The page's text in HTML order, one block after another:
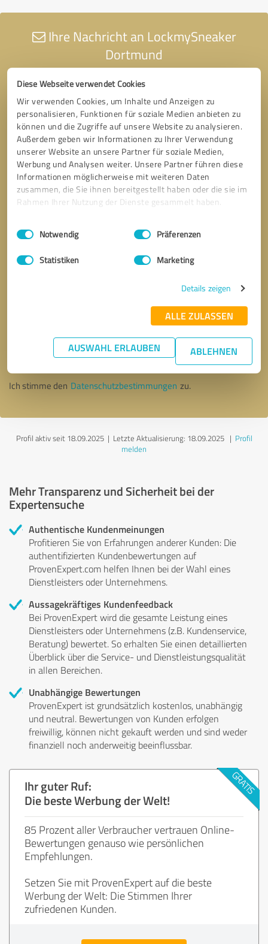
Diese Webseite verwendet Cookies
Wir verwenden Cookies, um Inhalte und Anzeigen zu
personalisieren, Funktionen für soziale Medien anbieten zu
können und die Zugriffe auf unsere Website zu analysieren.
Außerdem geben wir Informationen zu Ihrer Verwendung
unserer Website an unsere Partner für soziale Medien,
Werbung und Analysen weiter. Unsere Partner führen diese
Informationen möglicherweise mit weiteren Daten
zusammen, die Sie ihnen bereitgestellt haben oder die sie im
Rahmen Ihrer Nutzung der Dienste gesammelt haben.
Impressum Datenschutzbestimmungen
Einwilligungsauswahl
Notwendig Präferenzen
Statistiken Marketing
Details zeigen
ALLE ZULASSEN
AUSWAHL ERLAUBEN ABLEHNEN
Ihre Nachricht an LockmySneaker
Dortmund
* Erforderliche Angaben
Nachricht senden
Ich stimme den Datenschutzbestimmungen zu.
Profil aktiv seit 18.09.2025 | Letzte Aktualisierung: 18.09.2025| Profil
melden
Mehr Transparenz und Sicherheit bei der
Expertensuche
Authentische Kundenmeinungen
Profitieren Sie von Erfahrungen anderer Kunden: Die
authentifizierten Kundenbewertungen auf
ProvenExpert.com helfen Ihnen bei der Wahl eines
Dienstleisters oder Unternehmens.
Aussagekräftiges Kundenfeedback
Bei ProvenExpert wird die gesamte Leistung eines
Dienstleisters oder Unternehmens (z.B. Kundenservice,
Beratung) bewertet. So erhalten Sie einen detaillierten
Überblick über die Service- und Dienstleistungsqualität
in allen Bereichen.
Unabhängige Bewertungen
ProvenExpert ist grundsätzlich kostenlos, unabhängig
und neutral. Bewertungen von Kunden erfolgen
freiwillig, können nicht gekauft werden und sind weder
finanziell noch anderweitig beeinflussbar.
Ihr guter Ruf:
Die beste Werbung der Welt!
85 Prozent aller Verbraucher vertrauen Online-
Bewertungen genauso wie persönlichen
Empfehlungen.
Setzen Sie mit ProvenExpert auf die beste
Werbung der Welt: Die Stimmen Ihrer
zufriedenen Kunden.